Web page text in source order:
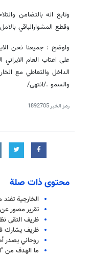
وتابع انه بالتضامن
وقطع المشوارالباقي
واوضح : جميعنا نحن
على اعتاب العام
الداخل والتعاطي مع
والسمو ./انتهى/
رمز الخبر1892705
محتوى ذات صلة
الخارجية
تقرير مصور عن
ظريف التقى
ظريف يشارك
روحاني يصدر
ما الهدف من